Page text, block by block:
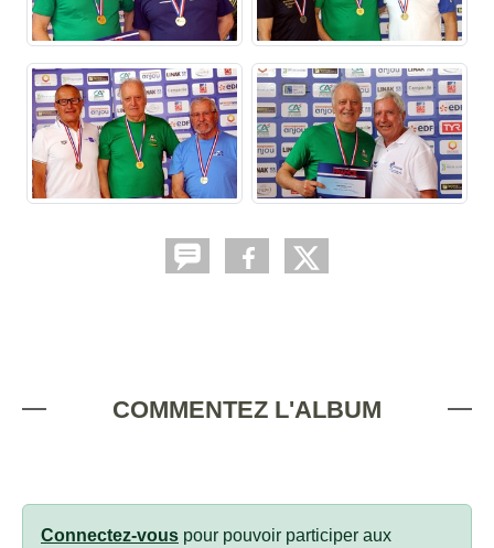
COMMENTEZ L'ALBUM
Connectez-vous pour pouvoir participer aux